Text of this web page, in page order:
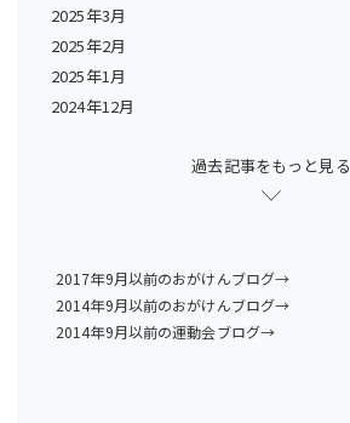
2025年3月
2025年2月
2025年1月
2024年12月
過去記事をもっと見る
2017年9月以前のおがけんブログ→
2014年9月以前のおがけんブログ→
2014年9月以前の運動会ブログ→